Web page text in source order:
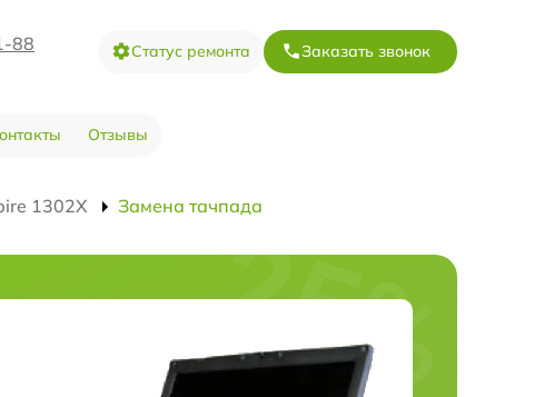
88 Статус ремонта Заказать звонок
Отзывы
1302X Замена тачпада